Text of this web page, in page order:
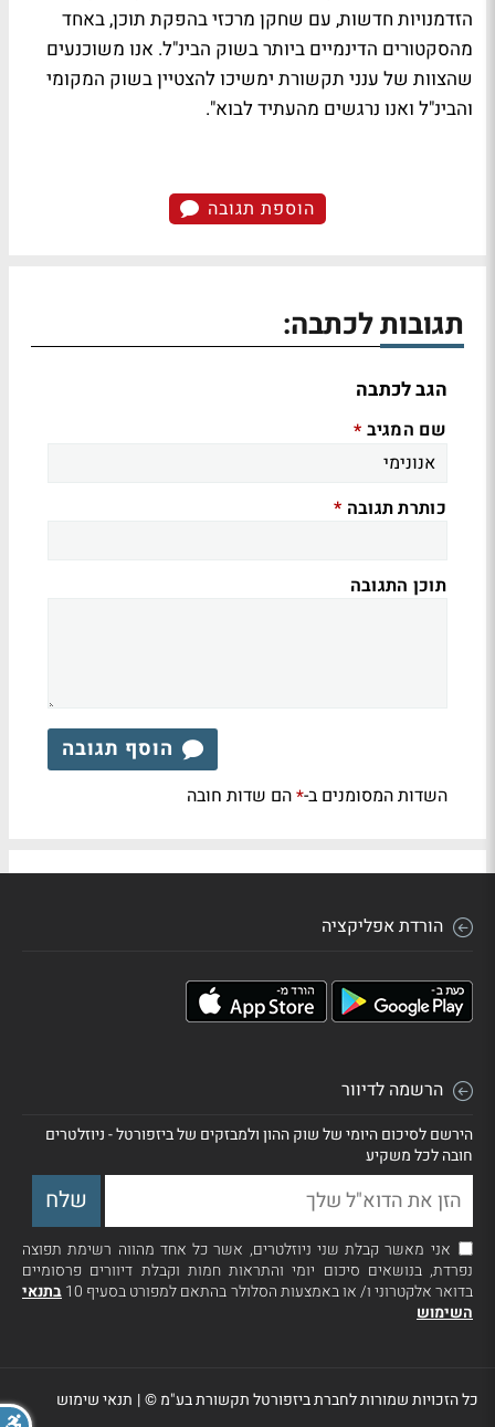
הזדמנויות חדשות, עם שחקן מרכזי בהפקת תוכן, באחד
מהסקטורים הדינמיים ביותר בשוק הבינ"ל. אנו משוכנעים
שהצוות של ענני תקשורת ימשיכו להצטיין בשוק המקומי
והבינ"ל ואנו נרגשים מהעתיד לבוא".
הוספת תגובה
תגובות לכתבה:
הגב לכתבה
שם המגיב *
כותרת תגובה *
תוכן התגובה
הוסף תגובה
השדות המסומנים ב-*הם שדות חובה
הורדת אפליקציה
הרשמה לדיוור
הירשם לסיכום היומי של שוק ההון ולמבזקים של ביזפורטל - ניוזלטרים
חובה לכל משקיע
אני מאשר קבלת שני ניוזלטרים, אשר כל אחד מהווה רשימת תפוצה
נפרדת, בנושאים סיכום יומי והתראות חמות וקבלת דיוורים פרסומיים
בדואר אלקטרוני ו/ או באמצעות הסלולר בהתאם למפורט בסעיף 10
בתנאי
השימוש
כל הזכויות שמורות לחברת ביזפורטל תקשורת בע"מ ©| תנאי שימוש